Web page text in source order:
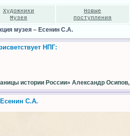
Художники
Музея
Новые
поступления
музея – Есенин С.А.
НПГ:
истории России» Александр Осипов,
Есенин С.А.